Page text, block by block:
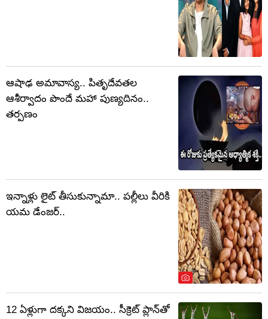
ఆషాఢ అమావాస్య.. పితృదేవతల
ఆశీర్వాదం పొందే మహా పుణ్యదినం..
తర్పణం
ఇన్నాళ్లు లైట్ తీసుకున్నామా.. పల్లీలు వీరికి
యమ డేంజర్..
12 ఏళ్లుగా దక్కని విజయం.. సీక్రెట్ ప్లాన్‌తో